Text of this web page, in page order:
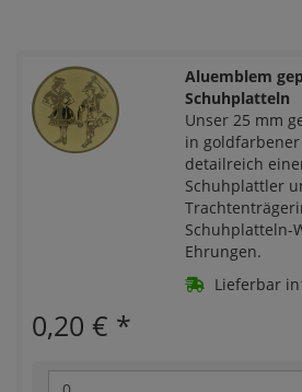
Aluemblem
Schuhplatteln
Unser 25 mm
in
detailreich
Schuhplattler
Schuhplatteln-
Ehrungen.
Lieferbar
0,20 € *